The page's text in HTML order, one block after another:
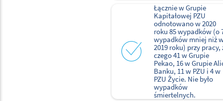
Łącznie w Grupie
Kapitałowej PZU
odnotowano w 2020
roku 85 wypadków (o
wypadków mniej niż
2019 roku) przy pracy,
czego 41 w Grupie
Pekao, 16 w Grupie
Banku, 11 w PZU i 4 w
PZU Życie. Nie było
wypadków
śmiertelnych.